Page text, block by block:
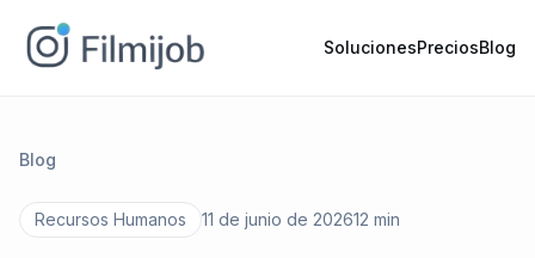
SolucionesPreciosBlog
Blog
Recursos Humanos 11 de junio de 202612 min